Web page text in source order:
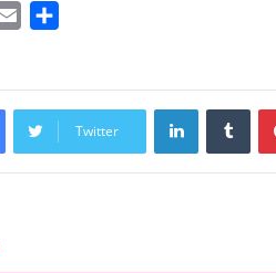
Twitter
LinkedIn